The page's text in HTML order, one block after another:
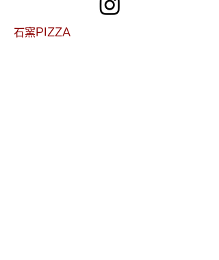
石窯PIZZA